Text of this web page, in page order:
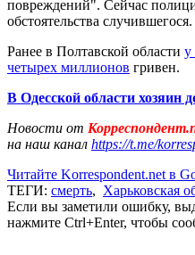
повреждений". Сейчас
обстоятельства случившегося.
Ранее в Полтавской области у
четырех миллионов гривен.
В Одесской области хозяин
Новости от
на наш канал https://t.me/
Читайте Korrespondent.net в
ТЕГИ: смерть, Харьковская
Если вы заметили ошибку,
нажмите Ctrl+Enter, чтобы